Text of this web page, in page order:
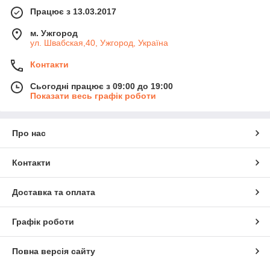
Працює з 13.03.2017
м. Ужгород
ул. Швабская,40, Ужгород, Україна
Контакти
Сьогодні працює з 09:00 до 19:00
Показати весь графік роботи
Про нас
Контакти
Доставка та оплата
Графік роботи
Повна версія сайту